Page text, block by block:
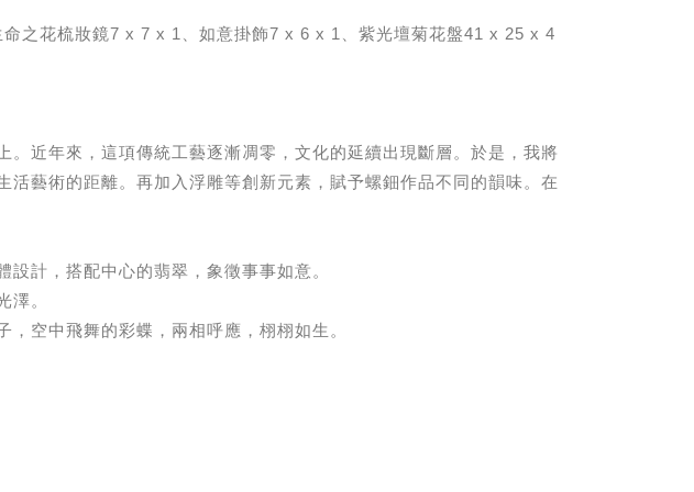
之花梳妝鏡7 x 7 x 1、如意掛飾7 x 6 x 1、紫光壇菊花盤41 x 25 x 4
近年來，這項傳統工藝逐漸凋零，文化的延續出現斷層。於是，我將
藝術的距離。再加入浮雕等創新元素，賦予螺鈿作品不同的韻味。在
計，搭配中心的翡翠，象徵事事如意。
澤。
空中飛舞的彩蝶，兩相呼應，栩栩如生。